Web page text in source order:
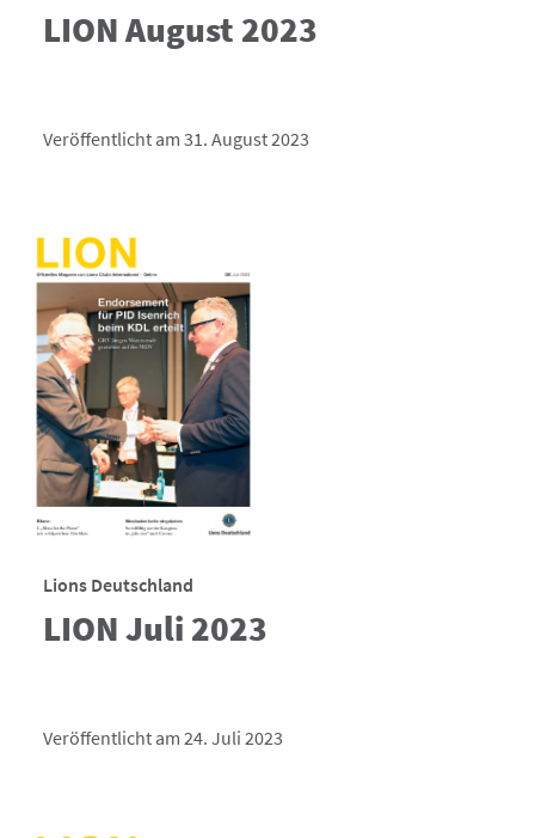
LION August 2023
Veröffentlicht am 31. August 2023
Lions Deutschland
LION Juli 2023
Veröffentlicht am 24. Juli 2023